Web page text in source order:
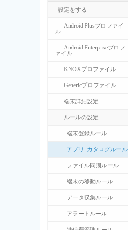
設定をする
Android Plusプロファイ
ル
Android Enterpriseプロフ
ァイル
KNOXプロファイル
Genericプロファイル
端末詳細設定
ルールの設定
端末登録ルール
アプリ･カタログルール
ファイル同期ルール
端末の移動ルール
データ収集ルール
アラートルール